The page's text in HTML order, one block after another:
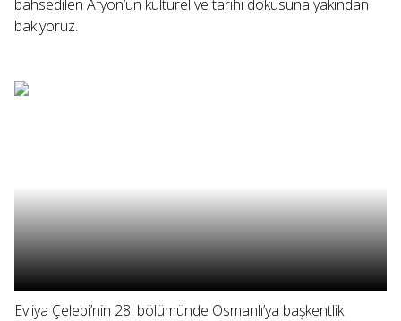
bahsedilen Afyon’un kültürel ve tarihi dokusuna yakından
bakıyoruz.
Evliya Çelebi’nin 28. bölümünde Osmanlı’ya başkentlik